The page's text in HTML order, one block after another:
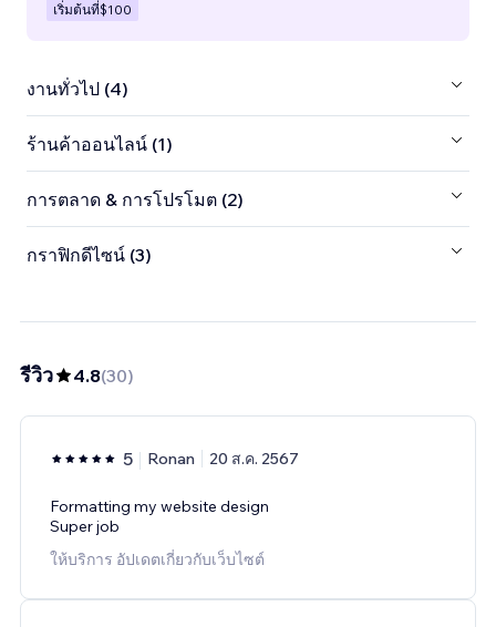
เริ่มต้นที่$100
งานทั่วไป (4)
ร้านค้าออนไลน์ (1)
การตลาด & การโปรโมต (2)
กราฟิกดีไซน์ (3)
รีวิว 4.8(30)
5 Ronan 20 ส.ค. 2567
Formatting my website design
Super job
ให้บริการ อัปเดตเกี่ยวกับเว็บไซต์